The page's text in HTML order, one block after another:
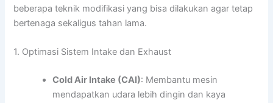
beberapa teknik modifikasi yang bisa dilakukan agar tetap
bertenaga sekaligus tahan lama.
1. Optimasi Sistem Intake dan Exhaust
Cold Air Intake (CAI): Membantu mesin
mendapatkan udara lebih dingin dan kaya